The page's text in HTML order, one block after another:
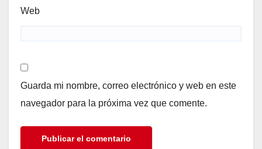
Web
Guarda mi nombre, correo electrónico y web en este
navegador para la próxima vez que comente.